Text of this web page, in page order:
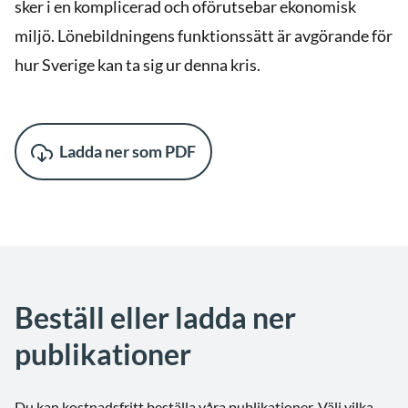
sker i en komplicerad och oförutsebar ekonomisk
miljö. Lönebildningens funktionssätt är avgörande för
hur Sverige kan ta sig ur denna kris.
Ladda ner som PDF
Beställ eller ladda ner
publikationer